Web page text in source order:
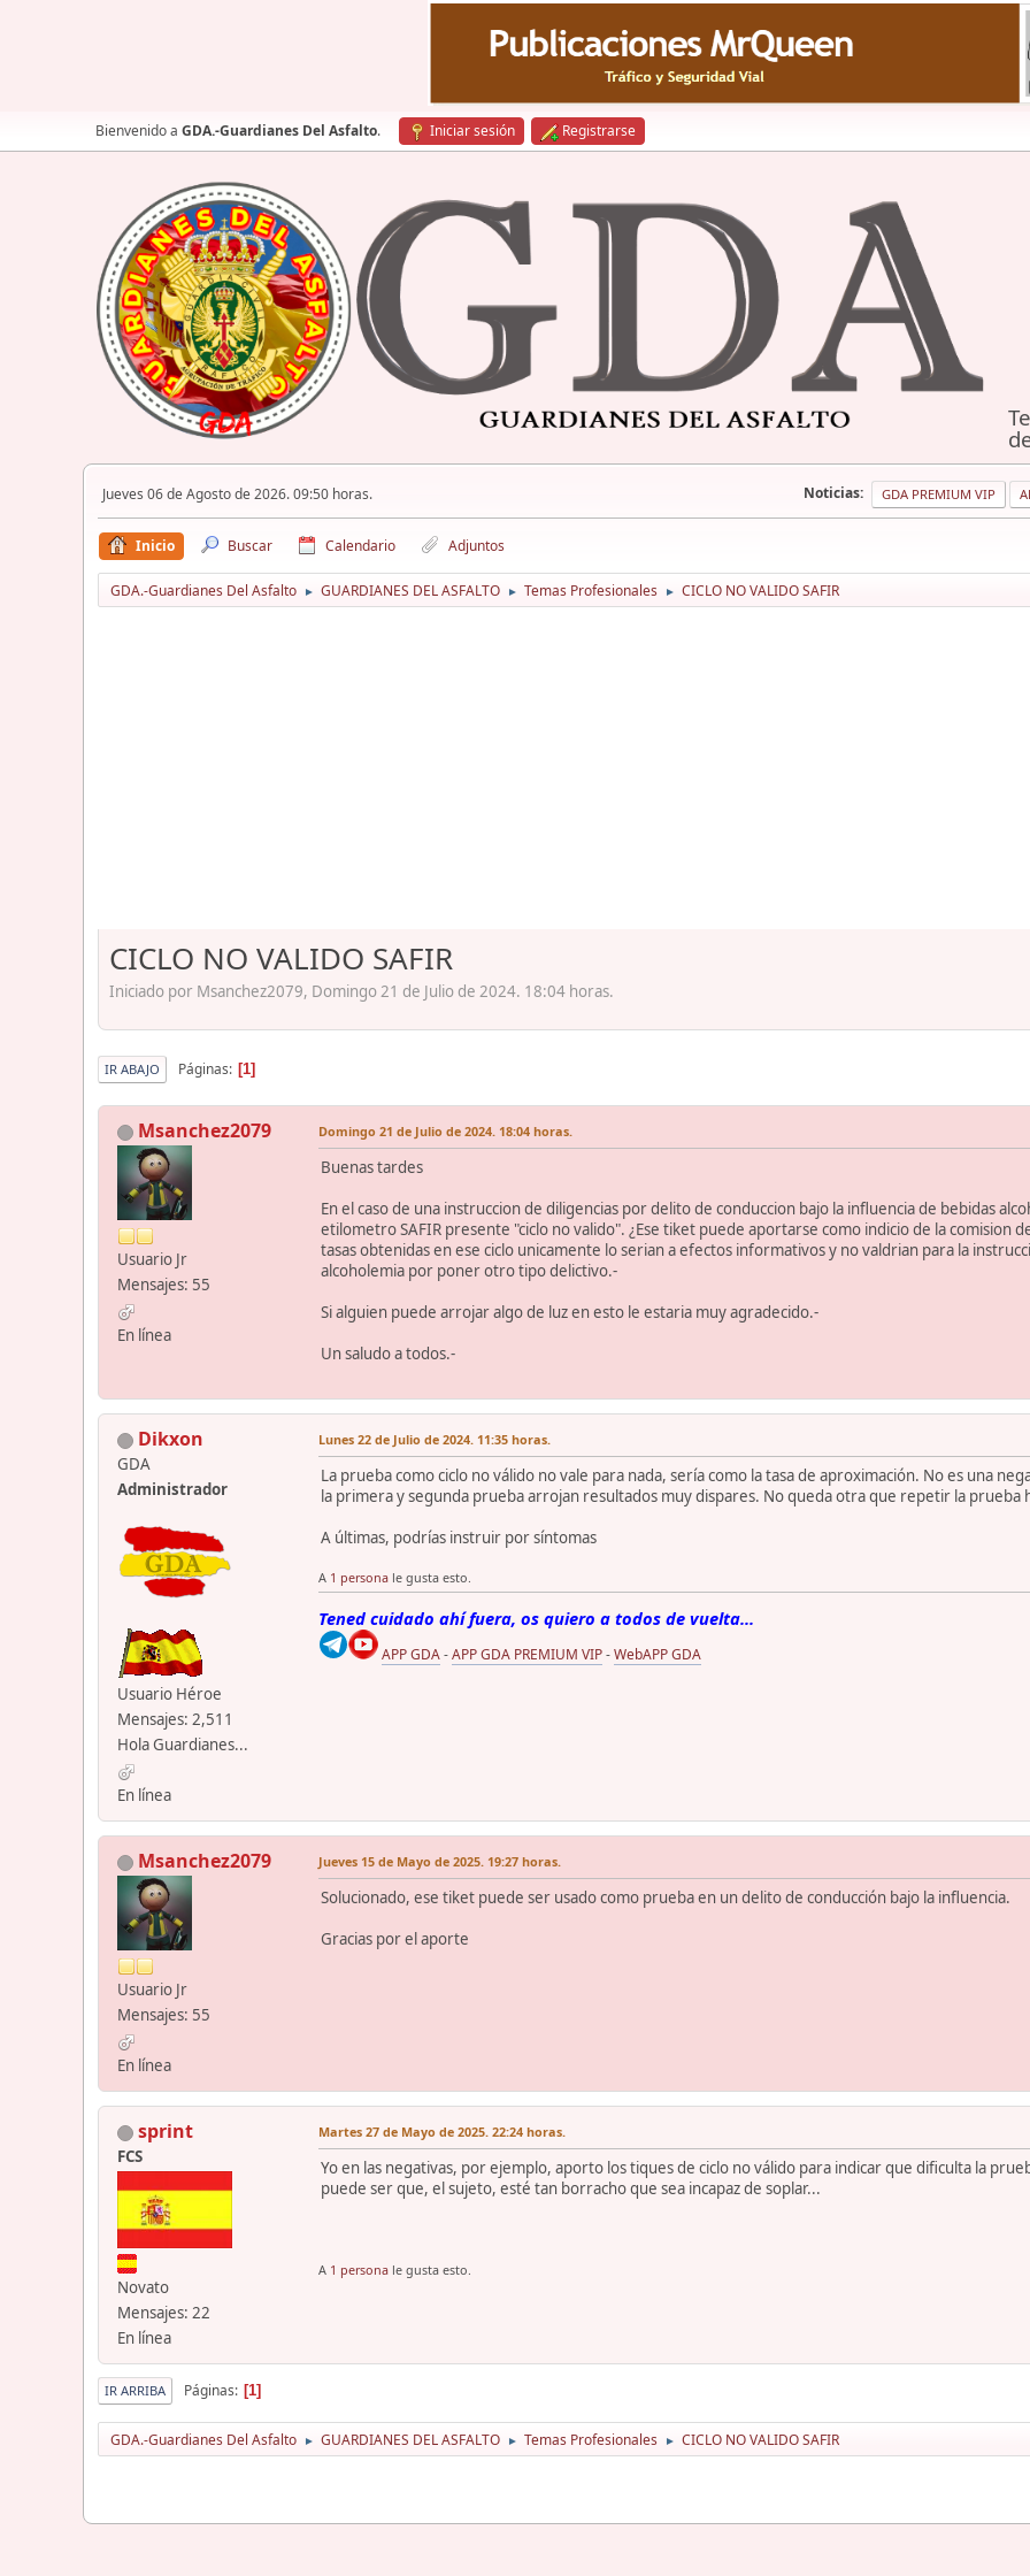
Bienvenido a GDA.-Guardianes Del Asfalto. Iniciar sesión Registrarse
Jueves 06 de Agosto de 2026. 09:50 horas. Noticias: GDA PREMIUM VIP
Inicio Buscar Calendario Adjuntos
GDA.-Guardianes Del Asfalto ► GUARDIANES DEL ASFALTO ► Temas Profesionales ► CICLO NO VALIDO SAFIR
CICLO NO VALIDO SAFIR
Iniciado por Msanchez2079, Domingo 21 de Julio de 2024. 18:04 horas.
IR ABAJO Páginas 1
Msanchez2079
Usuario Jr
Mensajes: 55
En línea
Domingo 21 de Julio de 2024. 18:04 horas.
Buenas tardes
En el caso de una instruccion de diligencias por delito de conduccion bajo la influencia de bebidas
etilometro SAFIR presente "ciclo no valido". ¿Ese tiket puede aportarse como indicio de la comision
tasas obtenidas en ese ciclo unicamente lo serian a efectos informativos y no valdrian para la
alcoholemia por poner otro tipo delictivo.-
Si alguien puede arrojar algo de luz en esto le estaria muy agradecido.-
Un saludo a todos.-
Dikxon
GDA
Administrador
Usuario Héroe
Mensajes: 2,511
Hola Guardianes...
En línea
Lunes 22 de Julio de 2024. 11:35 horas.
La prueba como ciclo no válido no vale para nada, sería como la tasa de aproximación. No es una
la primera y segunda prueba arrojan resultados muy dispares. No queda otra que repetir la prueba
A últimas, podrías instruir por síntomas
A 1 persona le gusta esto.
Tened cuidado ahí fuera, os quiero a todos de vuelta...
APP GDA-APP GDA PREMIUM VIP-WebAPP GDA
Msanchez2079
Usuario Jr
Mensajes: 55
En línea
Jueves 15 de Mayo de 2025. 19:27 horas.
Solucionado, ese tiket puede ser usado como prueba en un delito de conducción bajo la influencia.
Gracias por el aporte
sprint
FCS
Novato
Mensajes: 22
En línea
Martes 27 de Mayo de 2025. 22:24 horas.
Yo en las negativas, por ejemplo, aporto los tiques de ciclo no válido para indicar que dificulta la
puede ser que, el sujeto, esté tan borracho que sea incapaz de soplar...
A 1 persona le gusta esto.
IR ARRIBA Páginas 1
GDA.-Guardianes Del Asfalto ► GUARDIANES DEL ASFALTO ► Temas Profesionales ► CICLO NO VALIDO SAFIR